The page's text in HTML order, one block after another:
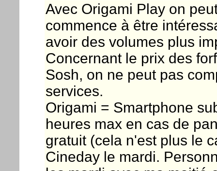
Avec Origami Play on
commence à être
avoir des volumes plus
Concernant le prix des
Sosh, on ne peut pas
services.
Origami = Smartphone
heures max en cas de
gratuit (cela n'est plus le
Cineday le mardi.